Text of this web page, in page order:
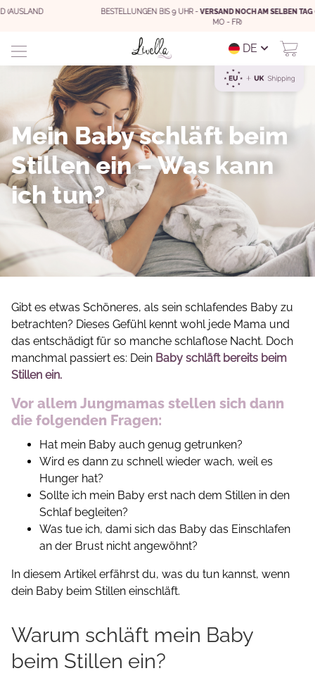
BESTELLUNGEN BIS 9 UHR - VERSAND NOCH AM SELBEN TAG(WERKTAGS
DE
Mein Baby schläft beim
Stillen ein – Was kann
ich tun?
Gibt es etwas Schöneres, als sein schlafendes Baby zu
betrachten? Dieses Gefühl kennt wohl jede Mama und
das entschädigt für so manche schlaflose Nacht. Doch
manchmal passiert es: Dein Baby schläft bereits beim
Stillen ein.
Vor allem Jungmamas stellen sich dann
die folgenden Fragen:
Hat mein Baby auch genug getrunken?
Wird es dann zu schnell wieder wach, weil es
Hunger hat?
Sollte ich mein Baby erst nach dem Stillen in den
Schlaf begleiten?
Was tue ich, dami sich das Baby das Einschlafen
an der Brust nicht angewöhnt?
In diesem Artikel erfährst du, was du tun kannst, wenn
dein Baby beim Stillen einschläft.
Warum schläft mein Baby
beim Stillen ein?